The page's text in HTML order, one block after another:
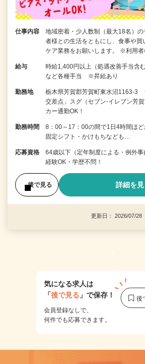
仕事内容
地域密着・少人数制（最大18名）
者様との生活をともにし、食事や買
ケア業務をお願いします。 ※利用者
給与
時給1,400円以上（処遇改善手当含
など各種手当 ※昇給あり
勤務地
栃木県芳賀郡芳賀町東水沼1163-3
交差点」スグ（セブン-イレブン芳
カー通勤OK！
勤務時間
8：00～17：00の間で1日4時間ほ
固定シフト・かけもちなども…
応募資格
64歳以下（定年制度による・例外
経験OK・学歴不問！
後で見る 詳細を見
更新日： 2026/07/
1
気になる求人は
「後で見る 」で保存！
会員登録なしで、
何件でも応募できます。